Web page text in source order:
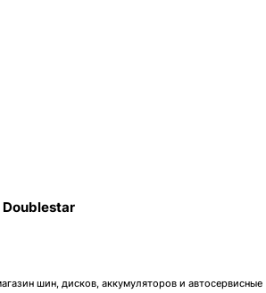
Pirelli
шин, дисков, аккумуляторов и автосервисные